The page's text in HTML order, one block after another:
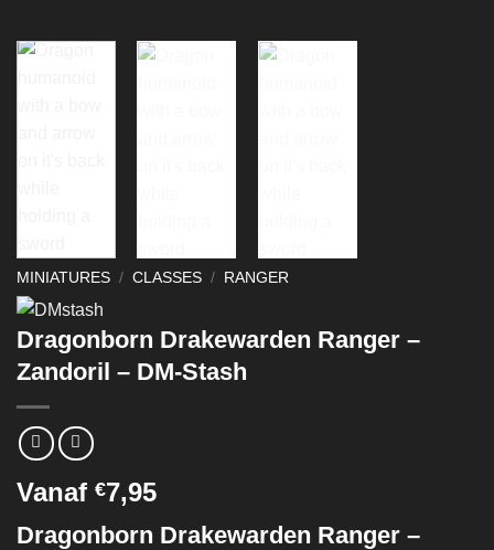
MINIATURES / CLASSES / RANGER
Dragonborn Drakewarden Ranger –
Zandoril – DM-Stash
Vanaf €7,95
Dragonborn Drakewarden Ranger –